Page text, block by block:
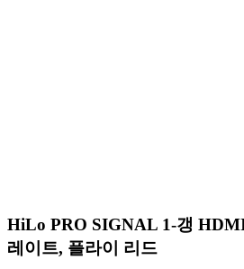
HiLo PRO SIGNAL 1-갱
레이트, 플라이 리드